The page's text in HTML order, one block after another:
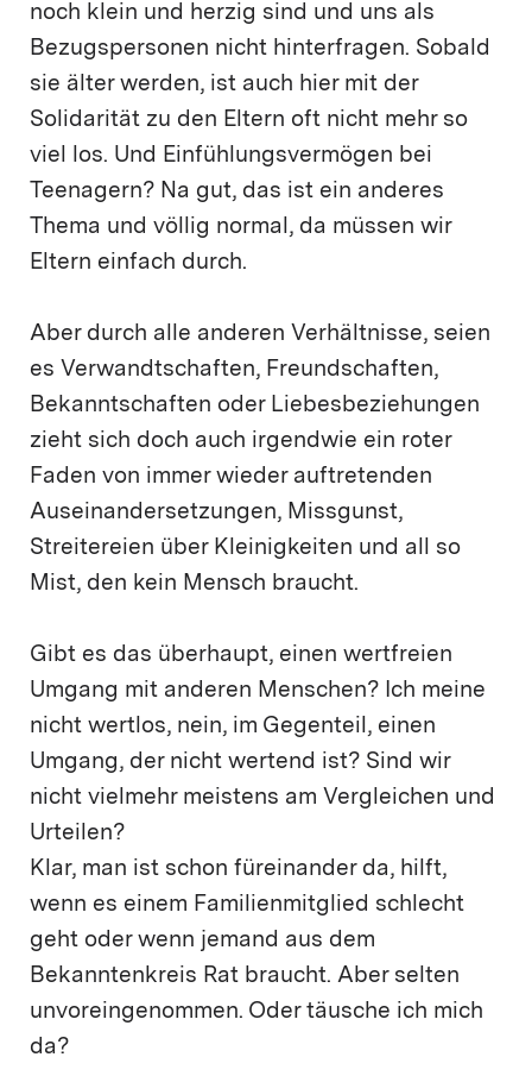
noch klein und herzig sind und uns als
Bezugspersonen nicht hinterfragen. Sobald
sie älter werden, ist auch hier mit der
Solidarität zu den Eltern oft nicht mehr so
viel los. Und Einfühlungsvermögen bei
Teenagern? Na gut, das ist ein anderes
Thema und völlig normal, da müssen wir
Eltern einfach durch.
Aber durch alle anderen Verhältnisse, seien
es Verwandtschaften, Freundschaften,
Bekanntschaften oder Liebesbeziehungen
zieht sich doch auch irgendwie ein roter
Faden von immer wieder auftretenden
Auseinandersetzungen, Missgunst,
Streitereien über Kleinigkeiten und all so
Mist, den kein Mensch braucht.
Gibt es das überhaupt, einen wertfreien
Umgang mit anderen Menschen? Ich meine
nicht wertlos, nein, im Gegenteil, einen
Umgang, der nicht wertend ist? Sind wir
nicht vielmehr meistens am Vergleichen und
Urteilen?
Klar, man ist schon füreinander da, hilft,
wenn es einem Familienmitglied schlecht
geht oder wenn jemand aus dem
Bekanntenkreis Rat braucht. Aber selten
unvoreingenommen. Oder täusche ich mich
da?